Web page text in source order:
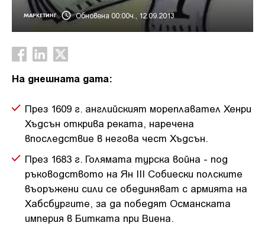
МАРКЕТИНГ Обновена 00:00ч., 12.09.2013
На днешната дата:
През 1609 г. английският мореплавател Хенри
Хъдсън открива реката, наречена
впоследствие в негова чест Хъдсън.
През 1683 г. Голямата турска война - под
ръководството на Ян III Собиески полските
въоръжени сили се обединяват с армията на
Хабсбургите, за да победят Османската
империя в Битката при Виена.